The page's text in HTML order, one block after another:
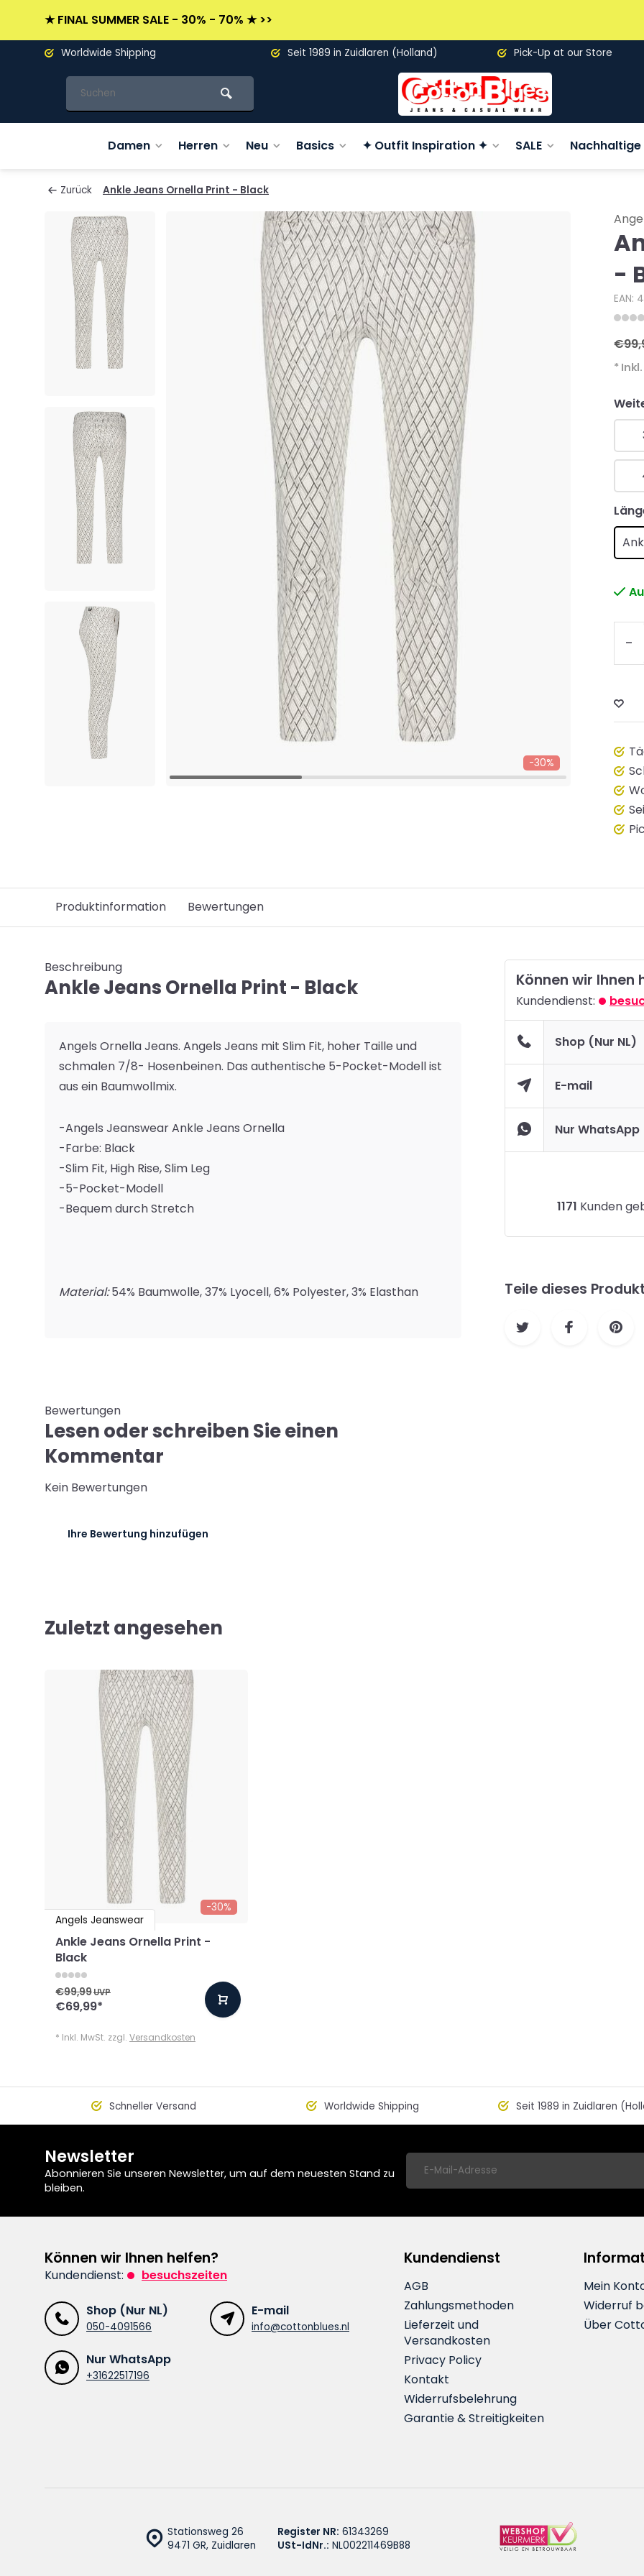
★ FINAL SUMMER SALE - 30% - 70% ★ >>
Worldwide Shipping Seit 1989 in Zuidlaren (Holland) Pick-Up at our Store
Damen Herren Neu Basics ✦ Outfit Inspiration ✦ SALE
Zurück Ankle Jeans Ornella Print - Black
-30%
-
EAN:
*
-
Produktinformation Bewertungen
Beschreibung
Ankle Jeans Ornella Print - Black
Angels Ornella Jeans. Angels Jeans mit Slim Fit, hoher Taille und
schmalen 7/8- Hosenbeinen. Das authentische 5-Pocket-Modell ist
aus ein Baumwollmix.
-Angels Jeanswear Ankle Jeans Ornella
-Farbe: Black
-Slim Fit, High Rise, Slim Leg
-5-Pocket-Modell
-Bequem durch Stretch
Material:54% Baumwolle, 37% Lyocell, 6% Polyester, 3% Elasthan
Können wir Ihnen
Kundendienst:
Shop (Nur NL)
E-mail
Nur WhatsApp
1171 Kunden
Teile dieses Produkt
Bewertungen
Lesen oder schreiben Sie einen
Kommentar
Kein Bewertungen
Ihre Bewertung hinzufügen
Zuletzt angesehen
-30%
Angels Jeanswear
Ankle Jeans Ornella Print -
Black
€99,99UVP
€69,99*
* Inkl. MwSt. zzgl. Versandkosten
Schneller Versand Worldwide Shipping Seit 1989 in Zuidlaren
Newsletter
Abonnieren Sie unseren Newsletter, um auf dem neuesten Stand zu
bleiben.
Können wir Ihnen helfen?
Kundendienst: besuchszeiten
Shop (Nur NL)
050-4091566
E-mail
info@cottonblues.nl
Nur WhatsApp
+31622517196
Kundendienst
AGB
Zahlungsmethoden
Lieferzeit und
Versandkosten
Privacy Policy
Kontakt
Widerrufsbelehrung
Garantie & Streitigkeiten
Mein
Widerruf
Über
Stationsweg 26
9471 GR, Zuidlaren
Register NR: 61343269
USt-IdNr.: NL002211469B88